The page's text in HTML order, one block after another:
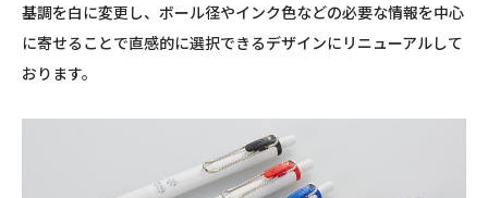
基調を白に変更し、ボール径やインク色などの必要な情報を中心
に寄せることで直感的に選択できるデザインにリニューアルして
おります。